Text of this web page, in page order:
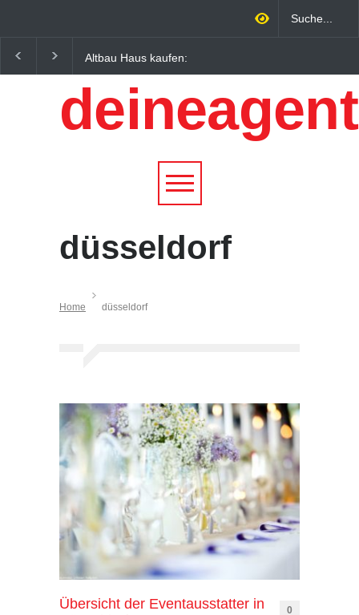
Altbau Haus kaufen:
Unterschiede zwischen
Süddeutschland und
Österreich einfach erklärt
Wirtschaftsfaktor: Wie
Qualitätstourismus
profitieren
düsseldorf
Home düsseldorf
Übersicht der Eventausstatter in
0